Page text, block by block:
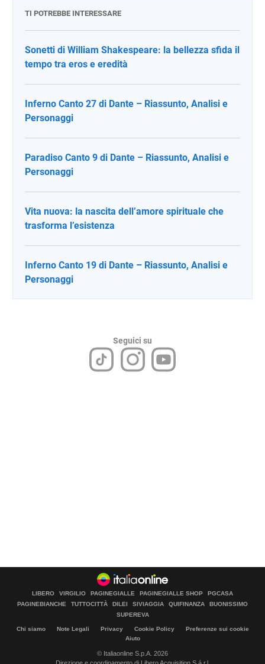
TI POTREBBE INTERESSARE
Sonetti di William Shakespeare: la bellezza sfida il
tempo tra eros e eredità
Inferno Canto 27 di Dante – Riassunto, Analisi e
Personaggi
Paradiso Canto 9 di Dante – Riassunto, Analisi e
Personaggi
Vita nuova: la nascita dell’amore spirituale che
trasforma l’esistenza
Inferno Canto 19 di Dante – Riassunto, Analisi e
Personaggi
Seguici su
LIBERO VIRGILIO PAGINEGIALLE PAGINEGIALLE SHOP
PGCASA
PAGINEBIANCHE
TUTTOCITTÀ DILEI SIVIAGGIA QUIFINANZA
BUONISSIMO
SUPEREVA
Chi siamo Note Legali Privacy Cookie Policy
Preferenze sui cookie
Aiuto
© Italiaonline S.p.A. 2026